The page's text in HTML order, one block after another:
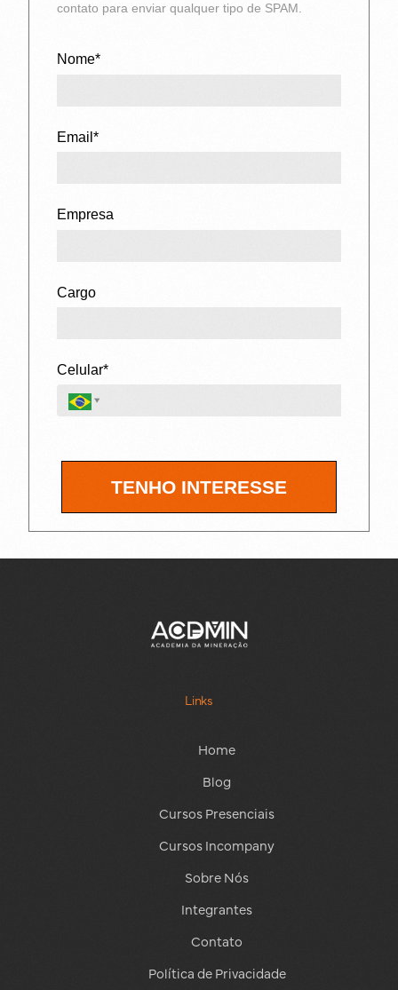
contato para enviar qualquer tipo de SPAM.
Nome*
Email*
Empresa
Cargo
Celular*
TENHO INTERESSE
Links
Home
Blog
Cursos Presenciais
Cursos Incompany
Sobre Nós
Integrantes
Contato
Política de Privacidade